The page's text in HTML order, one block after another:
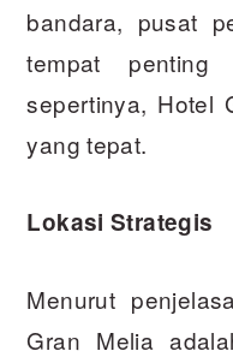
bandara, pusat
tempat
sepertinya, Hotel
yang tepat.
Lokasi Strategis
Menurut
Gran Melia